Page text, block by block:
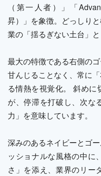
（第一人者）」「
昇）」を象徴。どっしり
業の「揺るぎない土台」
最大の特徴である右側の
甘んじることなく、常に
る情熱を視覚化。 斜め
が、停滞を打破し、次な
力」を意味しています。
深みのあるネイビーとゴ
ッショナルな風格の中に
さ」を添え、業界のリー